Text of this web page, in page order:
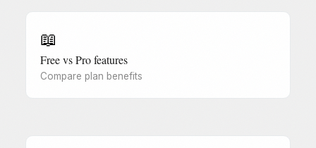
📖
Free vs Pro features
Compare plan benefits